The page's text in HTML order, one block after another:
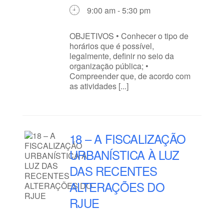
9:00 am - 5:30 pm
OBJETIVOS • Conhecer o tipo de
horários que é possível,
legalmente, definir no seio da
organização pública; •
Compreender que, de acordo com
as atividades [...]
18 – A FISCALIZAÇÃO
URBANÍSTICA À LUZ
DAS RECENTES
ALTERAÇÕES DO
RJUE